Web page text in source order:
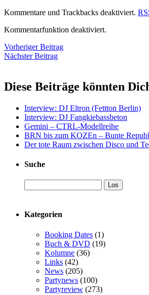
Kommentare und Trackbacks deaktiviert.
Kommentarfunktion deaktiviert.
Vorheriger Beitrag
Nächster Beitrag
Diese Beiträge könnten
Interview: DJ Eltron (Fettton Berlin)
Interview: DJ Fangkiebassbeton
Gemini – CTRL-Modellreihe
BRN bis zum KOZEn – Bunte
Der tote Raum zwischen Disco und
Suche
Kategorien
Booking Dates (1)
Buch & DVD (19)
Kolumne (36)
Links (42)
News (205)
Partynews (100)
Partyreview (273)